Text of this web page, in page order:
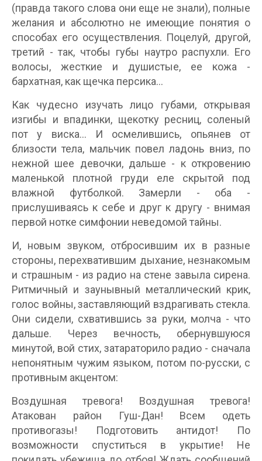
(правда такого слова они еще не знали), полные
желания и абсолютно не имеющие понятия о
способах его осуществления. Поцелуй, другой,
третий - так, чтобы губы наутро распухли. Его
волосы, жесткие и душистые, ее кожа -
бархатная, как щечка персика...
Как чудесно изучать лицо губами, открывая
изгибы и впадинки, щекотку ресниц, соленый
пот у виска... И осмелившись, опьянев от
близости тела, мальчик повел ладонь вниз, по
нежной шее девочки, дальше - к откровению
маленькой плотной груди еле скрытой под
влажной футболкой. Замерли - оба -
прислушиваясь к себе и друг к другу - внимая
первой нотке симфонии неведомой тайны.
И, новым звуком, отбросившим их в разные
стороны, перехватившим дыхание, незнакомым
и страшным - из радио на стене завыла сирена.
Ритмичный и заунывный металлический крик,
голос войны, заставляющий вздрагивать стекла.
Они сидели, схватившись за руки, молча - что
дальше. Через вечность, обернувшуюся
минутой, вой стих, затараторило радио - сначала
непонятным чужим языком, потом по-русски, с
противным акцентом:
Воздушная тревога! Воздушная тревога!
Атакован район Гуш-Дан! Всем одеть
противогазы! Подготовить антидот! По
возможности спуститься в укрытие! Hе